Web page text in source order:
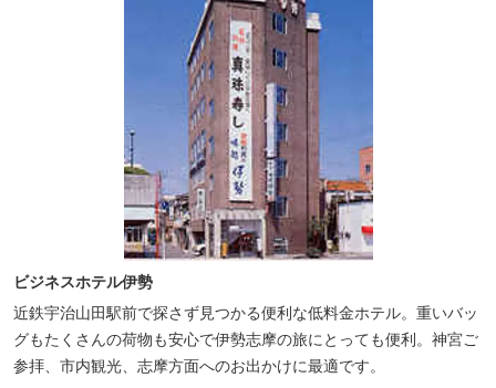
ビジネスホテル伊勢
近鉄宇治山田駅前で探さず見つかる便利な低料金ホテル。重いバッ
グもたくさんの荷物も安心で伊勢志摩の旅にとっても便利。神宮ご
参拝、市内観光、志摩方面へのお出かけに最適です。